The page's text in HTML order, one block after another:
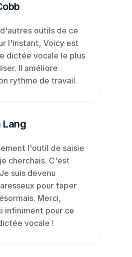
outils de ce
l'instant, Voicy est
dictée vocale le plus
Il améliore
rythme de travail.
Lang
l'outil de saisie
cherchais. C'est
suis devenu
pour taper
Merci,
infiniment pour ce
vocale !